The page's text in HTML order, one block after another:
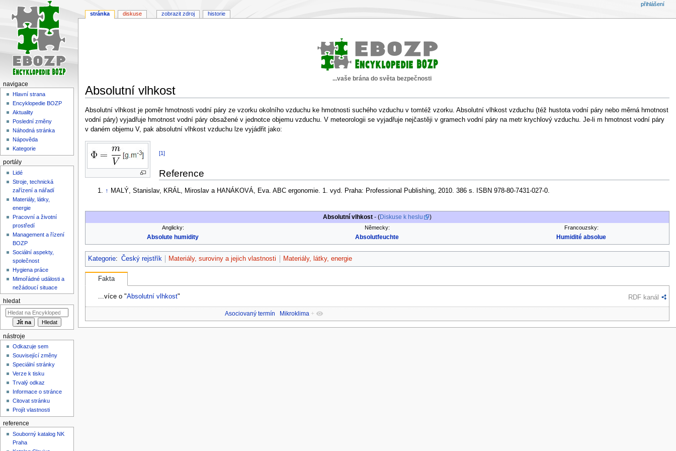
...vaše brána do světa bezpečnosti
Absolutní vlhkost
Skočit
na
navigaci
Skočit
na
vyhledávání
Absolutní vlhkost je poměr hmotnosti vodní páry ze vzorku okolního vzduchu ke hmotnosti suchého vzduchu v tomtéž vzorku. Absolutní vlhkost vzduchu (též hustota vodní páry nebo měrná hmotnost
vodní páry) vyjadřuje hmotnost vodní páry obsažené v jednotce objemu vzduchu. V meteorologii se vyjadřuje nejčastěji v gramech vodní páry na metr krychlový vzduchu. Je-li m hmotnost vodní páry
v daném objemu V, pak absolutní vlhkost vzduchu lze vyjádřit jako:
[1]
Reference
↑ MALÝ, Stanislav, KRÁL, Miroslav a HANÁKOVÁ, Eva. ABC ergonomie. 1. vyd. Praha: Professional Publishing, 2010. 386 s. ISBN 978-80-7431-027-0.
Absolutní vlhkost- (Diskuse k heslu )
Anglicky: Německy: Francouzsky:
Absolute humidity Absolutfeuchte Humidité absolue
Kategorie: Český rejstřík Materiály, suroviny a jejich vlastnosti Materiály, látky, energie
Fakta
...více o "Absolutní vlhkost" RDF kanál
Asociovaný termín Mikroklima +
stránka diskuse zobrazit zdroj historie
přihlášení
navigace
Hlavní strana
Encyklopedie BOZP
Aktuality
Poslední změny
Náhodná stránka
Nápověda
Kategorie
portály
Lidé
Stroje, technická
zařízení a nářadí
Materiály, látky,
energie
Pracovní a životní
prostředí
Management a řízení
BOZP
Sociální aspekty,
společnost
Hygiena práce
Mimořádné události a
nežádoucí situace
hledat
nástroje
Odkazuje sem
Související změny
Speciální stránky
Verze k tisku
Trvalý odkaz
Informace o stránce
Citovat stránku
Projít vlastnosti
reference
Souborný katalog NK
Praha